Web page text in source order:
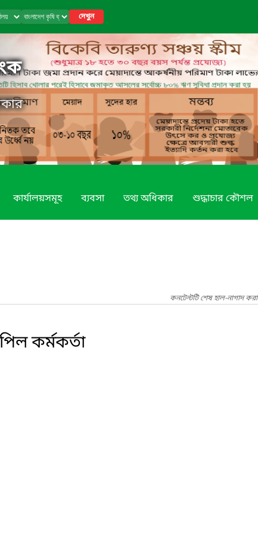
দেখুন
কার্যালয়সমূহ ব্যবসা তথ্য অধিকার শুদ্ধাচার কৌশল
কনটেন্টটি শেষ হাল-নাগাদ
কর্মকর্তা